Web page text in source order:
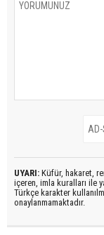
UYARI: Küfür, hakaret,
içeren, imla kuralları ile
Türkçe karakter
onaylanmamaktadır.